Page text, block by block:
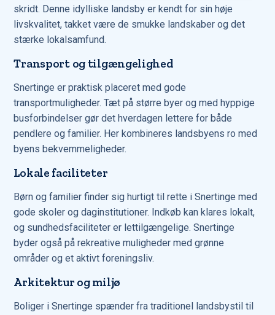
skridt. Denne idylliske landsby er kendt for sin høje
livskvalitet, takket være de smukke landskaber og det
stærke lokalsamfund.
Transport og tilgængelighed
Snertinge er praktisk placeret med gode
transportmuligheder. Tæt på større byer og med hyppige
busforbindelser gør det hverdagen lettere for både
pendlere og familier. Her kombineres landsbyens ro med
byens bekvemmeligheder.
Lokale faciliteter
Børn og familier finder sig hurtigt til rette i Snertinge med
gode skoler og daginstitutioner. Indkøb kan klares lokalt,
og sundhedsfaciliteter er lettilgængelige. Snertinge
byder også på rekreative muligheder med grønne
områder og et aktivt foreningsliv.
Arkitektur og miljø
Boliger i Snertinge spænder fra traditionel landsbystil til